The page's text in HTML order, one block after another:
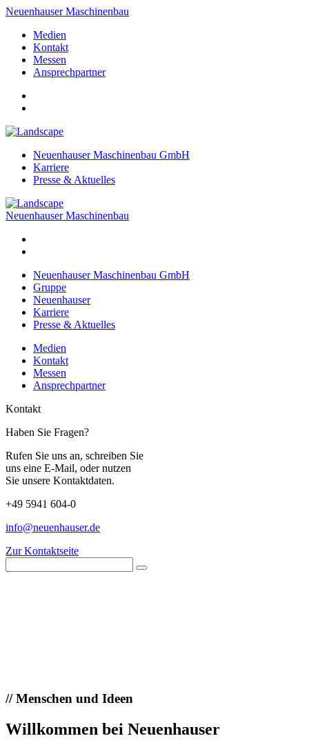
Neuenhauser Maschinenbau
Medien
Kontakt
Messen
Ansprechpartner
Neuenhauser Maschinenbau GmbH
Karriere
Presse & Aktuelles
Neuenhauser Maschinenbau
Neuenhauser Maschinenbau GmbH
Gruppe
Neuenhauser
Karriere
Presse & Aktuelles
Medien
Kontakt
Messen
Ansprechpartner
Kontakt
Haben Sie Fragen?
Rufen Sie uns an, schreiben Sie
uns eine E-Mail, oder nutzen
Sie unsere Kontaktdaten.
+49 5941 604-0
info@neuenhauser.de
Zur Kontaktseite
//Menschen und Ideen
Willkommen bei Neuenhauser